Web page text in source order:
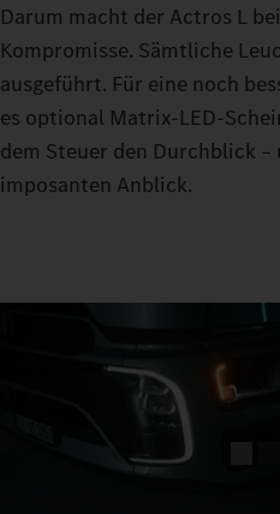
Darum macht der Actros L
Kompromisse. Sämtliche
ausgeführt. Für eine noch
es optional Matrix-LED-
dem Steuer den Durchblick –
imposanten Anblick.